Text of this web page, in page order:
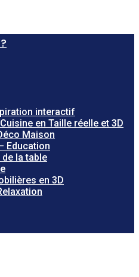
interactif
en Taille réelle et 3D
Maison
Education
la table
en 3D